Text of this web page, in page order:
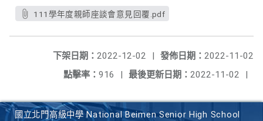
111學年度親師座談會意見回覆.pdf
發佈日期： 2022-11-02
下架日期： 2022-12-02
|
最後更新日期： 2022-11-02 |
點擊率： 916 |
國立北門高級中學 National Beimen Senior High School